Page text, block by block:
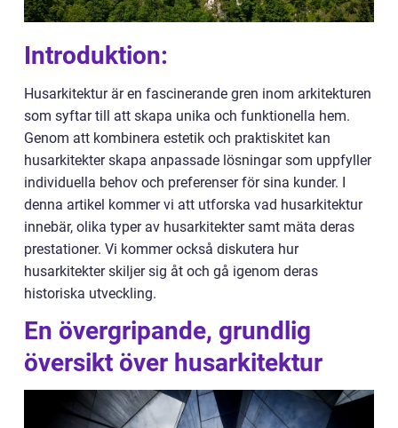
Introduktion:
Husarkitektur är en fascinerande gren inom arkitekturen
som syftar till att skapa unika och funktionella hem.
Genom att kombinera estetik och praktiskitet kan
husarkitekter skapa anpassade lösningar som uppfyller
individuella behov och preferenser för sina kunder. I
denna artikel kommer vi att utforska vad husarkitektur
innebär, olika typer av husarkitekter samt mäta deras
prestationer. Vi kommer också diskutera hur
husarkitekter skiljer sig åt och gå igenom deras
historiska utveckling.
En övergripande, grundlig
översikt över husarkitektur